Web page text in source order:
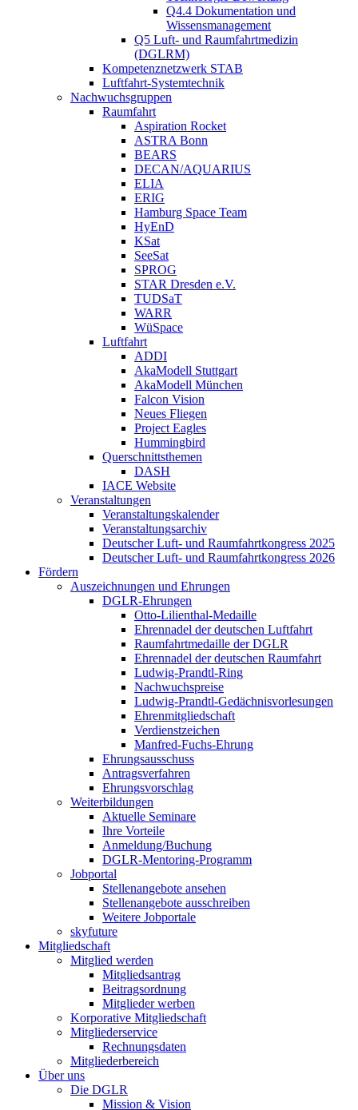
Q4.4 Dokumentation und
Wissensmanagement
Q5 Luft- und Raumfahrtmedizin
(DGLRM)
Kompetenznetzwerk STAB
Luftfahrt-Systemtechnik
Nachwuchsgruppen
Raumfahrt
Aspiration Rocket
ASTRA Bonn
BEARS
DECAN/AQUARIUS
ELIA
ERIG
Hamburg Space Team
HyEnD
KSat
SeeSat
SPROG
STAR Dresden e.V.
TUDSaT
WARR
WüSpace
Luftfahrt
ADDI
AkaModell Stuttgart
AkaModell München
Falcon Vision
Neues Fliegen
Project Eagles
Hummingbird
Querschnittsthemen
DASH
IACE Website
Veranstaltungen
Veranstaltungskalender
Veranstaltungsarchiv
Deutscher Luft- und Raumfahrtkongress 2025
Deutscher Luft- und Raumfahrtkongress 2026
Fördern
Auszeichnungen und Ehrungen
DGLR-Ehrungen
Otto-Lilienthal-Medaille
Ehrennadel der deutschen Luftfahrt
Raumfahrtmedaille der DGLR
Ehrennadel der deutschen Raumfahrt
Ludwig-Prandtl-Ring
Nachwuchspreise
Ludwig-Prandtl-Gedächnisvorlesungen
Ehrenmitgliedschaft
Verdienstzeichen
Manfred-Fuchs-Ehrung
Ehrungsausschuss
Antragsverfahren
Ehrungsvorschlag
Weiterbildungen
Aktuelle Seminare
Ihre Vorteile
Anmeldung/Buchung
DGLR-Mentoring-Programm
Jobportal
Stellenangebote ansehen
Stellenangebote ausschreiben
Weitere Jobportale
skyfuture
Mitgliedschaft
Mitglied werden
Mitgliedsantrag
Beitragsordnung
Mitglieder werben
Korporative Mitgliedschaft
Mitgliederservice
Rechnungsdaten
Mitgliederbereich
Über uns
Die DGLR
Mission & Vision